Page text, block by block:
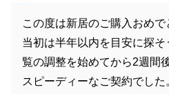
この度は新居のご購入おめで
当初は半年以内を目安に探
覧の調整を始めてから2週間
スピーディーなご契約でした